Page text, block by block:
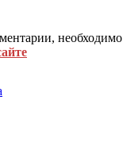
необходимо